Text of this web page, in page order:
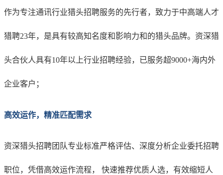
作为专注通讯行业猎头招聘服务的先行者， 致力于中高端人才
猎聘23年， 是具有较高知名度和影响力和的猎头品牌。 资深猎
头合伙人具有10年以上行业招聘经验， 已服务超9000+海内外
企业客户；
高效运作，精准匹配需求
资深猎头招聘团队专业标准严格评估、深度分析企业委托招聘
职位，凭借高效运作流程， 快速推荐优质人选， 有效缩短人